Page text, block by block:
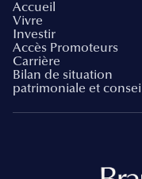
Accueil
Vivre
Investir
Accès Promoteurs
Carrière
Bilan de situation
patrimoniale et conseil